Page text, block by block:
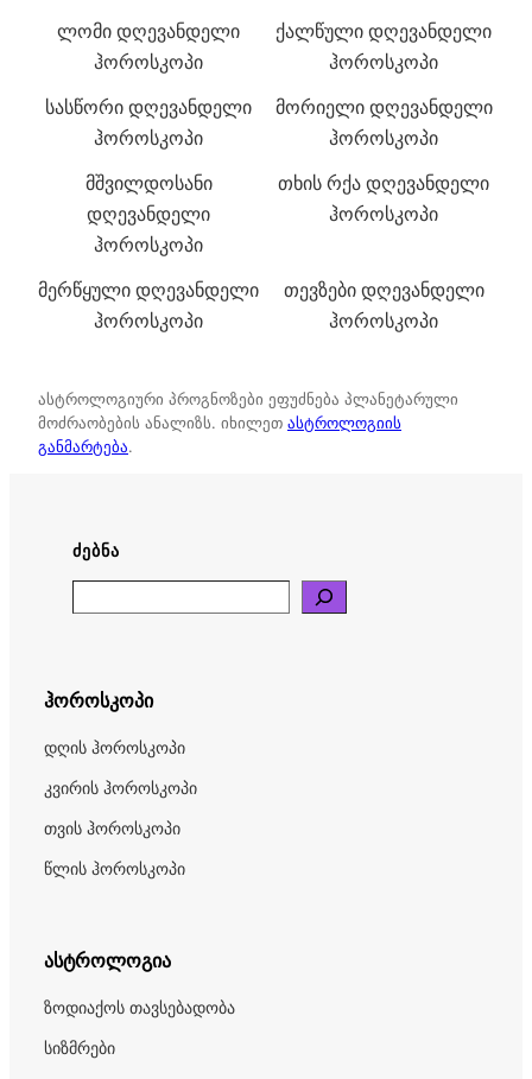
ლომი დღევანდელი
ჰოროსკოპი
ქალწული დღევანდელი
ჰოროსკოპი
სასწორი დღევანდელი
ჰოროსკოპი
მორიელი დღევანდელი
ჰოროსკოპი
მშვილდოსანი
დღევანდელი
ჰოროსკოპი
თხის რქა დღევანდელი
ჰოროსკოპი
მერწყული დღევანდელი
ჰოროსკოპი
თევზები დღევანდელი
ჰოროსკოპი
ასტროლოგიური პროგნოზები ეფუძნება პლანეტარული
მოძრაობების ანალიზს. იხილეთ ასტროლოგიის
განმარტება.
ᲫᲔᲑᲜᲐ
ჰოროსკოპი
დღის ჰოროსკოპი
კვირის ჰოროსკოპი
თვის ჰოროსკოპი
წლის ჰოროსკოპი
ასტროლოგია
ზოდიაქოს თავსებადობა
სიზმრები